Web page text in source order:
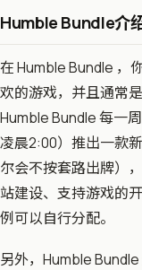
Humble Bundle介
在 Humble Bundle ，
欢的游戏，并且通常
Humble Bundle 每一
凌晨2:00）推出一款
尔会不按套路出牌）
站建设、支持游戏的
例可以自行分配。
另外，Humble